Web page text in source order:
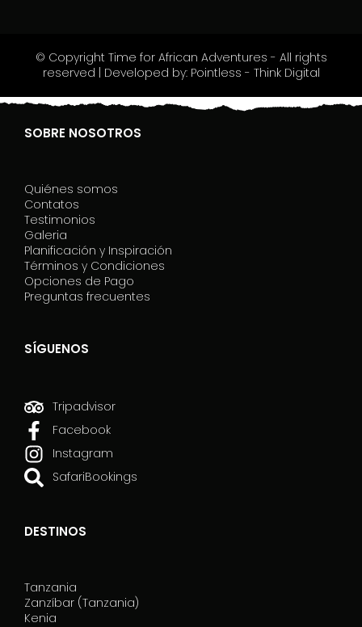
a
s
c
i
u
e
s
t
o
c
a
m
v
t
o
© Copyright Time for African Adventures - All rights
reserved | Developed by: Pointless - Think Digital
SOBRE NOSOTROS
Quiénes somos
Contatos
Testimonios
Galeria
Planificación y Inspiración
Términos y Condiciones
Opciones de Pago
Preguntas frecuentes
SÍGUENOS
Tripadvisor
Facebook
Instagram
SafariBookings
DESTINOS
Tanzania
Zanzíbar (Tanzania)
Kenia